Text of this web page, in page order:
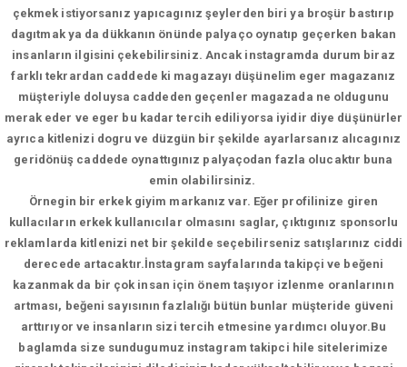
çekmek istiyorsanız yapıcagınız şeylerden biri ya broşür bastırıp
dagıtmak ya da dükkanın önünde palyaço oynatıp geçerken bakan
insanların ilgisini çekebilirsiniz. Ancak instagramda durum biraz
farklı tekrardan caddede ki magazayı düşünelim eger magazanız
müşteriyle doluysa caddeden geçenler magazada ne oldugunu
merak eder ve eger bu kadar tercih ediliyorsa iyidir diye düşünürler
ayrıca kitlenizi dogru ve düzgün bir şekilde ayarlarsanız alıcagınız
geridönüş caddede oynattıgınız palyaçodan fazla olucaktır buna
emin olabilirsiniz.
Örnegin bir erkek giyim markanız var. Eğer profilinize giren
kullacıların erkek kullanıcılar olmasını saglar, çıktıgınız sponsorlu
reklamlarda kitlenizi net bir şekilde seçebilirseniz satışlarınız ciddi
derecede artacaktır.İnstagram sayfalarında takipçi ve beğeni
kazanmak da bir çok insan için önem taşıyor izlenme oranlarının
artması, beğeni sayısının fazlalığı bütün bunlar müşteride güveni
arttırıyor ve insanların sizi tercih etmesine yardımcı oluyor.Bu
baglamda size sundugumuz instagram takipci hile sitelerimize